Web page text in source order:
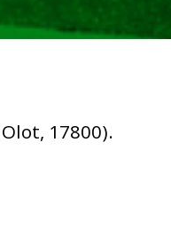
17800).